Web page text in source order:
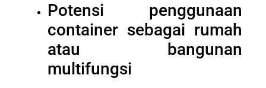
Potensi penggunaan
container sebagai rumah
atau bangunan
multifungsi